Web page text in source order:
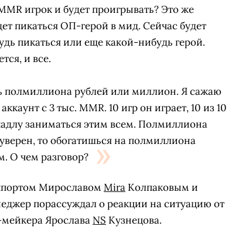
игрок и будет проигрывать? Это же
пикаться ОП-герой в мид. Сейчас будет
пикаться или еще какой-нибудь герой.
и все.
полмиллиона рублей или миллион. Я сажаю
с 3 тыс. MMR. 10 игр он играет, 10 из 10
заниматься этим всем. Полмиллиона
то обогатишься на полмиллиона
О чем разговор?
Мирославом Mira Колпаковым и
порассуждал о реакции на ситуацию от
Ярослава NS Кузнецова.
ВЫБРАТЬ